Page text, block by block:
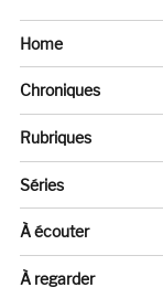
Home
Chroniques
Rubriques
Séries
À écouter
À regarder